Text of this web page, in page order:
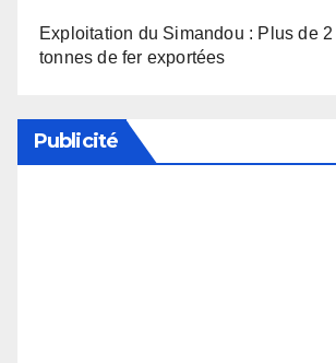
Exploitation du Simandou : Plus de
tonnes de fer exportées
Publicité